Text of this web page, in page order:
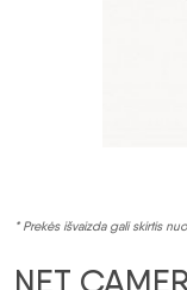
* Prekės išvaizda gali skirtis